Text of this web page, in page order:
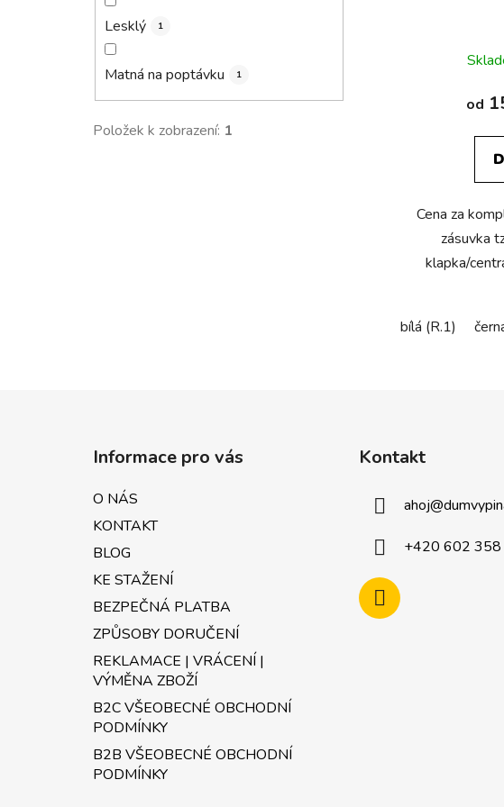
Lesklý 1
Matná na poptávku 1
Položek k zobrazení: 1
od
Cena za
zásuvka
klapka/
bílá (R.1)
Informace pro vás
O NÁS
KONTAKT
BLOG
KE STAŽENÍ
BEZPEČNÁ PLATBA
ZPŮSOBY DORUČENÍ
REKLAMACE | VRÁCENÍ |
VÝMĚNA ZBOŽÍ
B2C VŠEOBECNÉ OBCHODNÍ
PODMÍNKY
B2B VŠEOBECNÉ OBCHODNÍ
PODMÍNKY
Kontakt
ahoj@
+420 602